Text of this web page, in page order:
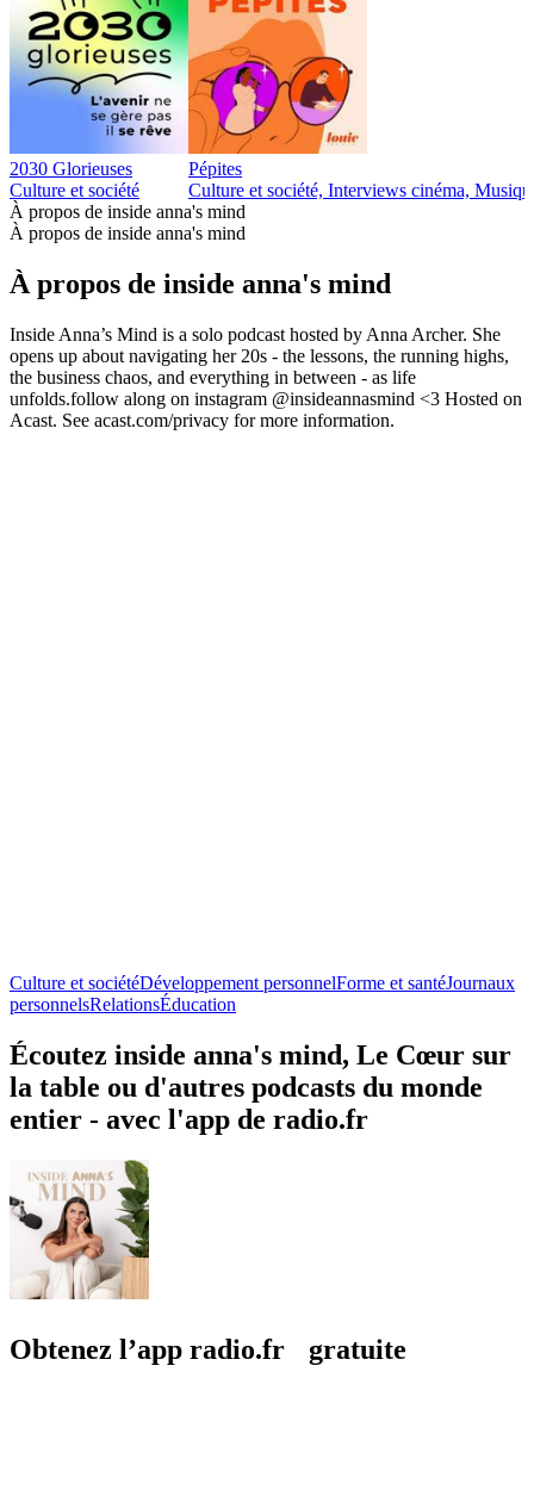
2030 Glorieuses
Culture et société
Pépites
Culture et société, Interviews cinéma,
À propos de inside anna's mind
À propos de inside anna's mind
À propos de inside anna's mind
Inside Anna’s Mind is a solo podcast hosted by Anna Archer. She
opens up about navigating her 20s - the lessons, the running highs,
the business chaos, and everything in between - as life
unfolds.follow along on instagram @insideannasmind <3 Hosted on
Acast. See acast.com/privacy for more information.
Culture et sociétéDéveloppement personnelForme et santéJournaux
personnelsRelationsÉducation
Écoutez inside anna's mind, Le Cœur sur
la table ou d'autres podcasts du monde
entier - avec l'app de radio.fr
Obtenez l’app radio.fr gratuite